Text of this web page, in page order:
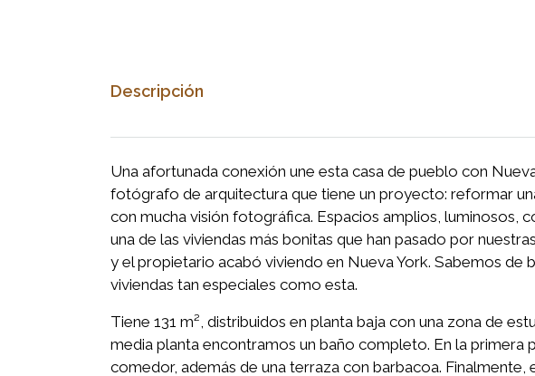
Descripción
Una afortunada conexión une esta casa de pueblo con
fotógrafo de arquitectura que tiene un proyecto: reformar
con mucha visión fotográfica. Espacios amplios, luminosos,
una de las viviendas más bonitas que han pasado por
y el propietario acabó viviendo en Nueva York. Sabemos de
viviendas tan especiales como esta.
Tiene 131 m², distribuidos en planta baja con una zona de
media planta encontramos un baño completo. En la primera
comedor, además de una terraza con barbacoa. Finalmente,